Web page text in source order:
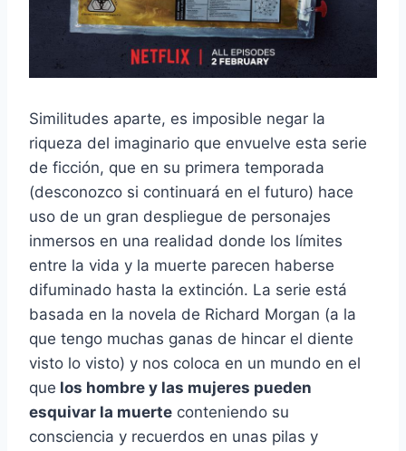
Similitudes aparte, es imposible negar la
riqueza del imaginario que envuelve esta serie
de ficción, que en su primera temporada
(desconozco si continuará en el futuro) hace
uso de un gran despliegue de personajes
inmersos en una realidad donde los límites
entre la vida y la muerte parecen haberse
difuminado hasta la extinción. La serie está
basada en la novela de Richard Morgan (a la
que tengo muchas ganas de hincar el diente
visto lo visto) y nos coloca en un mundo en el
que los hombre y las mujeres pueden
esquivar la muerte conteniendo su
consciencia y recuerdos en unas pilas y